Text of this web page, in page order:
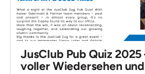
JusClub Pub Quiz 2025
voller Wiedersehen